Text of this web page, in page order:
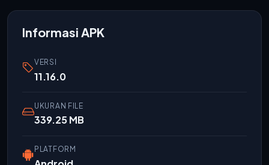
Informasi APK
VERSI
11.16.0
UKURAN FILE
339.25 MB
PLATFORM